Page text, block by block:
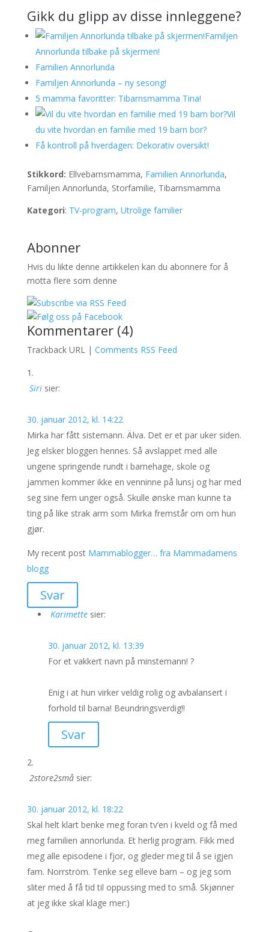
Gikk du glipp av disse innleggene?
Familjen
Annorlunda tilbake på skjermen!
Familien Annorlunda
Familjen Annorlunda – ny sesong!
5 mamma favoritter: Tibarnsmamma Tina!
Vil
du vite hvordan en familie med 19 barn bor?
Få kontroll på hverdagen: Dekorativ oversikt!
Stikkord: Ellvebarnsmamma, Familien Annorlunda,
Familjen Annorlunda, Storfamilie, Tibarnsmamma
Kategori: TV-program, Utrolige familier
Abonner
Hvis du likte denne artikkelen kan du abonnere for å
motta flere som denne
Kommentarer (4)
Trackback URL | Comments RSS Feed
Siri sier:
30. januar 2012, kl. 14:22
Mirka har fått sistemann. Älva. Det er et par uker siden.
Jeg elsker bloggen hennes. Så avslappet med alle
ungene springende rundt i barnehage, skole og
jammen kommer ikke en venninne på lunsj og har med
seg sine fem unger også. Skulle ønske man kunne ta
ting på like strak arm som Mirka fremstår om om hun
gjør.
My recent post Mammablogger… fra Mammadamens
blogg
Svar
Karimette sier:
30. januar 2012, kl. 13:39
For et vakkert navn på minstemann! ?
Enig i at hun virker veldig rolig og avbalansert i
forhold til barna! Beundringsverdig!!
Svar
2store2små sier:
30. januar 2012, kl. 18:22
Skal helt klart benke meg foran tv’en i kveld og få med
meg familien annorlunda. Et herlig program. Fikk med
meg alle episodene i fjor, og gleder meg til å se igjen
fam. Norrström. Tenke seg elleve barn – og jeg som
sliter med å få tid til oppussing med to små. Skjønner
at jeg ikke skal klage mer:)